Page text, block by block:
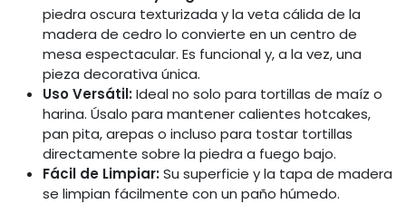
piedra oscura texturizada y la veta cálida de la
madera de cedro lo convierte en un centro de
mesa espectacular. Es funcional y, a la vez, una
pieza decorativa única.
Uso Versátil:Ideal no solo para tortillas de maíz o
harina. Úsalo para mantener calientes hotcakes,
pan pita, arepas o incluso para tostar tortillas
directamente sobre la piedra a fuego bajo.
Fácil de Limpiar:Su superficie y la tapa de madera
se limpian fácilmente con un paño húmedo.